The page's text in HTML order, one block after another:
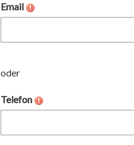
Email
oder
Telefon